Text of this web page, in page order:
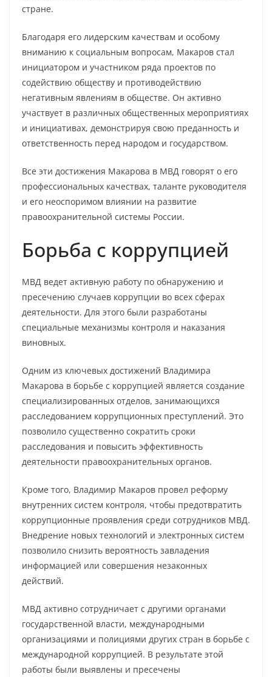
стране.
Благодаря его лидерским качествам и особому
вниманию к социальным вопросам, Макаров стал
инициатором и участником ряда проектов по
содействию обществу и противодействию
негативным явлениям в обществе. Он активно
участвует в различных общественных мероприятиях
и инициативах, демонстрируя свою преданность и
ответственность перед народом и государством.
Все эти достижения Макарова в МВД говорят о его
профессиональных качествах, таланте руководителя
и его неоспоримом влиянии на развитие
правоохранительной системы России.
Борьба с коррупцией
МВД ведет активную работу по обнаружению и
пресечению случаев коррупции во всех сферах
деятельности. Для этого были разработаны
специальные механизмы контроля и наказания
виновных.
Одним из ключевых достижений Владимира
Макарова в борьбе с коррупцией является создание
специализированных отделов, занимающихся
расследованием коррупционных преступлений. Это
позволило существенно сократить сроки
расследования и повысить эффективность
деятельности правоохранительных органов.
Кроме того, Владимир Макаров провел реформу
внутренних систем контроля, чтобы предотвратить
коррупционные проявления среди сотрудников МВД.
Внедрение новых технологий и электронных систем
позволило снизить вероятность завладения
информацией или совершения незаконных
действий.
МВД активно сотрудничает с другими органами
государственной власти, международными
организациями и полициями других стран в борьбе с
международной коррупцией. В результате этой
работы были выявлены и пресечены